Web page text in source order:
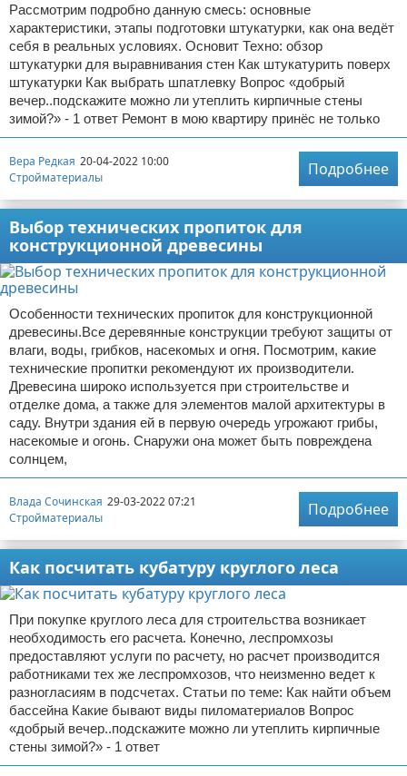
Рассмотрим подробно данную смесь: основные
характеристики, этапы подготовки штукатурки, как она ведёт
себя в реальных условиях. Основит Техно: обзор
штукатурки для выравнивания стен Как штукатурить поверх
штукатурки Как выбрать шпатлевку Вопрос «добрый
вечер..подскажите можно ли утеплить кирпичные стены
зимой?» - 1 ответ Ремонт в мою квартиру принёс не только
Вера Редкая 20-04-2022 10:00
Стройматериалы
Подробнее
Выбор технических пропиток для
конструкционной древесины
Особенности технических пропиток для конструкционной
древесины.Все деревянные конструкции требуют защиты от
влаги, воды, грибков, насекомых и огня. Посмотрим, какие
технические пропитки рекомендуют их производители.
Древесина широко используется при строительстве и
отделке дома, а также для элементов малой архитектуры в
саду. Внутри здания ей в первую очередь угрожают грибы,
насекомые и огонь. Снаружи она может быть повреждена
солнцем,
Влада Сочинская 29-03-2022 07:21
Стройматериалы
Подробнее
Как посчитать кубатуру круглого леса
При покупке круглого леса для строительства возникает
необходимость его расчета. Конечно, леспромхозы
предоставляют услуги по расчету, но расчет производится
работниками тех же леспромхозов, что неизменно ведет к
разногласиям в подсчетах. Статьи по теме: Как найти объем
бассейна Какие бывают виды пиломатериалов Вопрос
«добрый вечер..подскажите можно ли утеплить кирпичные
стены зимой?» - 1 ответ